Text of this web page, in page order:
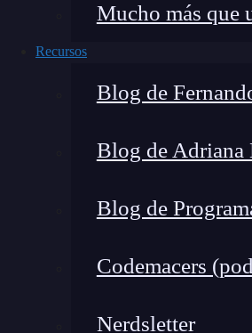
Mucho más que
Recursos
Blog de
Blog de Adriana
Blog de
Codemacers
Nerdsletter
Constructor 1: Date()
after(Date date)
compareTo(Date date)
getTime() y setTime(long time)
¿Cuándo usar java.util.Date?
¿Qué es